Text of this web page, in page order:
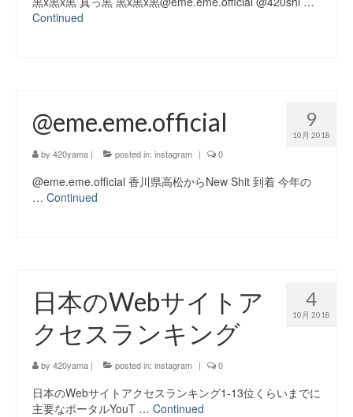
Continued
9
10月 2018
@eme.eme.official
by 420yama | posted in: instagram | 0
@eme.eme.official 香川県高松からNew Shit 到着 今年の
… Continued
4
10月 2018
日本のWebサイトア
クセスランキング
by 420yama | posted in: instagram | 0
日本のWebサイトアクセスランキング1-13位くらいまでに
主要なポータルYouT … Continued